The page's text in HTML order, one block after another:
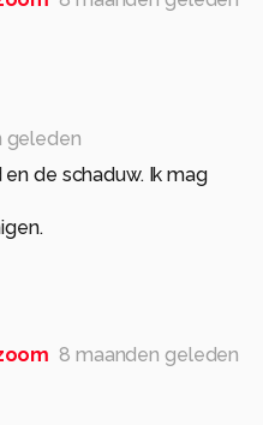
geleden
de schaduw. Ik mag
8 maanden geleden